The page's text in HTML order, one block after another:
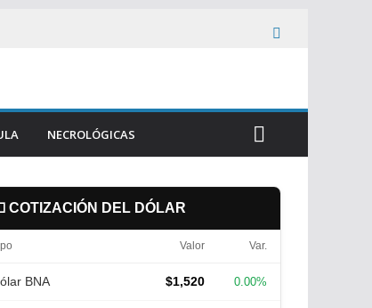
NECROLÓGICAS
COTIZACIÓN DEL DÓLAR
Valor Var.
BNA $1,520 0.00%